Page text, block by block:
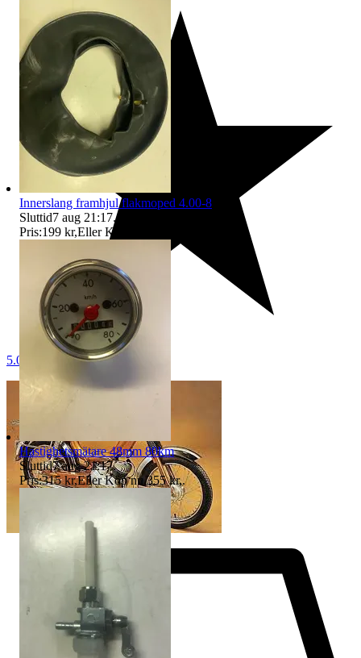
5.0
Innerslang framhjul flakmoped 4.00-8
Sluttid7 aug 21:17.
Pris:199 kr,Eller Köp nu
Hastighetsmätare 48mm 80km
Sluttid7 aug 21:17.
Pris:315 kr,Eller Köp nu 355 kr,.